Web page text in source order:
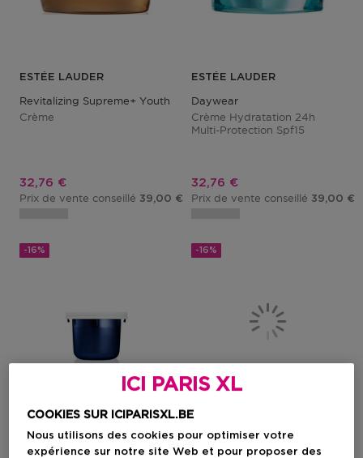
ESTÉE LAUDER
Revitalizing Supreme+ Youth Power
Crème
Prix promotionnel
32,76 €
Prix de vente conseillé 39,00 €
ESTÉE LAUDER
Daywear
Crème Hydratation 24h
Multi-Protection Spf15
Prix promotionnel
32,76 €
Prix de vente conseillé 39,00 €
-16%
ESTÉE LAUDER
-16%
ESTÉE LAUDER
ICI PARIS XL
COOKIES SUR ICIPARISXL.BE
Nous utilisons des cookies pour optimiser votre
expérience sur notre site Web et pour proposer des